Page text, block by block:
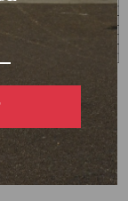
peuvent